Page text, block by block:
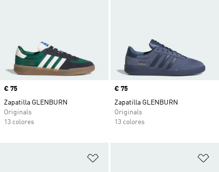
Precio
€ 75
Zapatilla GLENBURN
Originals
13 colores
Precio
€ 75
Zapatilla GLENBURN
Originals
13 colores